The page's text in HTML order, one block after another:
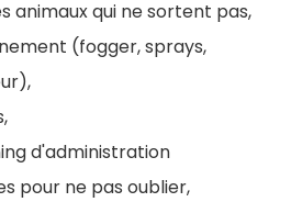
animaux qui ne sortent pas,
(fogger, sprays,
d'administration
pour ne pas oublier,